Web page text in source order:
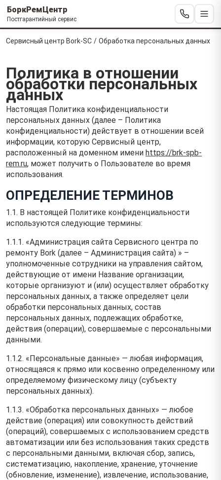
БоркРемЦентр
Постгарантийный сервис
Сервисный центр Bork-SC / Обработка персональных данных
Политика в отношении
обработки персональных
данных
Настоящая Политика конфиденциальности
персональных данных (далее – Политика
конфиденциальности) действует в отношении всей
информации, которую Сервисный центр,
расположенный на доменном имени https://brk-spb-
rem.ru, может получить о Пользователе во время
использования.
ОПРЕДЕЛЕНИЕ ТЕРМИНОВ
1.1. В настоящей Политике конфиденциальности
используются следующие термины:
1.1.1. «Администрация сайта Сервисного центра по
ремонту Bork (далее – Администрация сайта) » –
уполномоченные сотрудники на управления сайтом,
действующие от имени Название организации,
которые организуют и (или) осуществляет обработку
персональных данных, а также определяет цели
обработки персональных данных, состав
персональных данных, подлежащих обработке,
действия (операции), совершаемые с персональными
данными.
1.1.2. «Персональные данные» — любая информация,
относящаяся к прямо или косвенно определенному или
определяемому физическому лицу (субъекту
персональных данных).
1.1.3. «Обработка персональных данных» — любое
действие (операция) или совокупность действий
(операций), совершаемых с использованием средств
автоматизации или без использования таких средств
с персональными данными, включая сбор, запись,
систематизацию, накопление, хранение, уточнение
(обновление, изменение), извлечение, использование,